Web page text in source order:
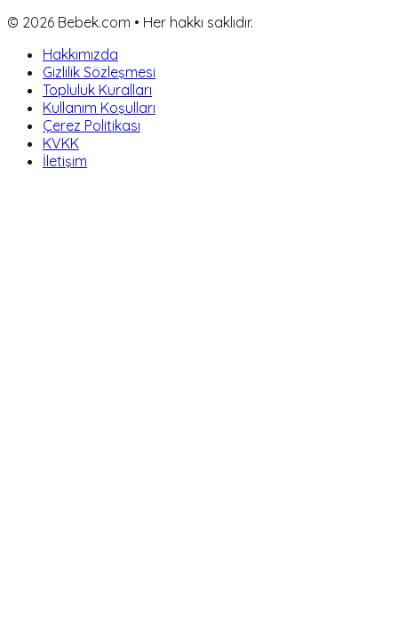
© 2026 Bebek.com • Her hakkı saklıdır.
Hakkımızda
Gizlilik Sözleşmesi
Topluluk Kuralları
Kullanım Koşulları
Çerez Politikası
KVKK
İletişim